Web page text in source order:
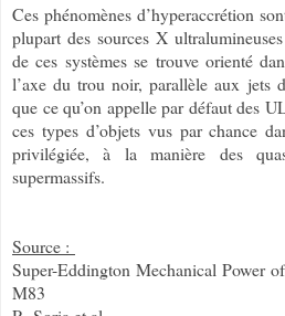
Ces phénomènes d’hyperaccrétion
plupart des sources X
de ces systèmes se trouve orienté
l’axe du trou noir, parallèle aux jets
que ce qu’on appelle par défaut des
ces types d’objets vus par chance
privilégiée, à la manière des
supermassifs.
Source :
Super-Eddington Mechanical Power
M83